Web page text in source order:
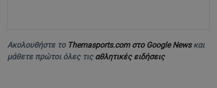
Ακολουθήστε το Themasports.com στο Google Newsκαι
μάθετε πρώτοι όλες τις αθλητικές ειδήσεις